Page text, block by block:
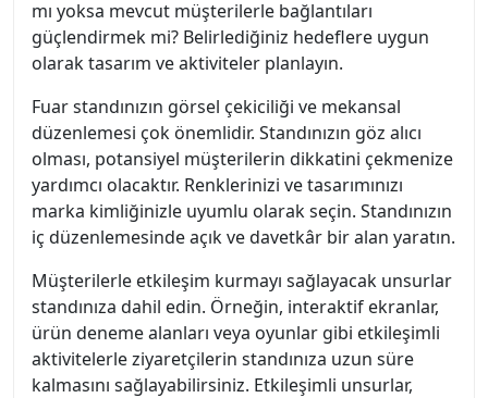
mı yoksa mevcut müşterilerle bağlantıları
güçlendirmek mi? Belirlediğiniz hedeflere uygun
olarak tasarım ve aktiviteler planlayın.
Fuar standınızın görsel çekiciliği ve mekansal
düzenlemesi çok önemlidir. Standınızın göz alıcı
olması, potansiyel müşterilerin dikkatini çekmenize
yardımcı olacaktır. Renklerinizi ve tasarımınızı
marka kimliğinizle uyumlu olarak seçin. Standınızın
iç düzenlemesinde açık ve davetkâr bir alan yaratın.
Müşterilerle etkileşim kurmayı sağlayacak unsurlar
standınıza dahil edin. Örneğin, interaktif ekranlar,
ürün deneme alanları veya oyunlar gibi etkileşimli
aktivitelerle ziyaretçilerin standınıza uzun süre
kalmasını sağlayabilirsiniz. Etkileşimli unsurlar,